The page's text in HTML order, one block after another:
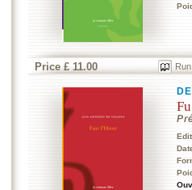
Price £ 11.00